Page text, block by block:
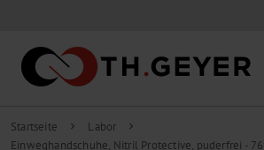
Startseite chevron_right Labor chevron_right
Einweghandschuhe, Nitril Protective, puderfrei -